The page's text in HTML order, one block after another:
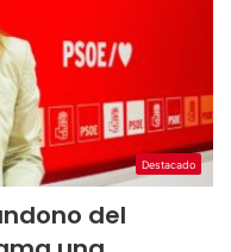
Destacado
del